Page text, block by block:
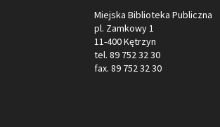
Miejska Biblioteka Publiczna
pl. Zamkowy 1
11-400 Kętrzyn
tel. 89 752 32 30
fax. 89 752 32 30